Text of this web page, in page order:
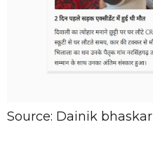
Source: Dainik bhaskar